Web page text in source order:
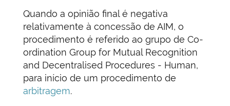
Quando a opinião final é negativa
relativamente à concessão de AIM, o
procedimento é referido ao grupo de Co-
ordination Group for Mutual Recognition
and Decentralised Procedures - Human,
para início de um procedimento de
arbitragem.